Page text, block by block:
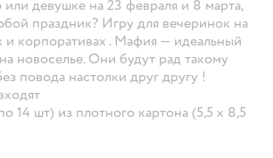
девушке на 23 февраля и 8 марта,
праздник? Игру для вечеринок на
и корпоративах . Мафия — идеальный
новоселье. Они будут рад такому
повода настолки друг другу !
14 шт) из плотного картона (5,5 х 8,5